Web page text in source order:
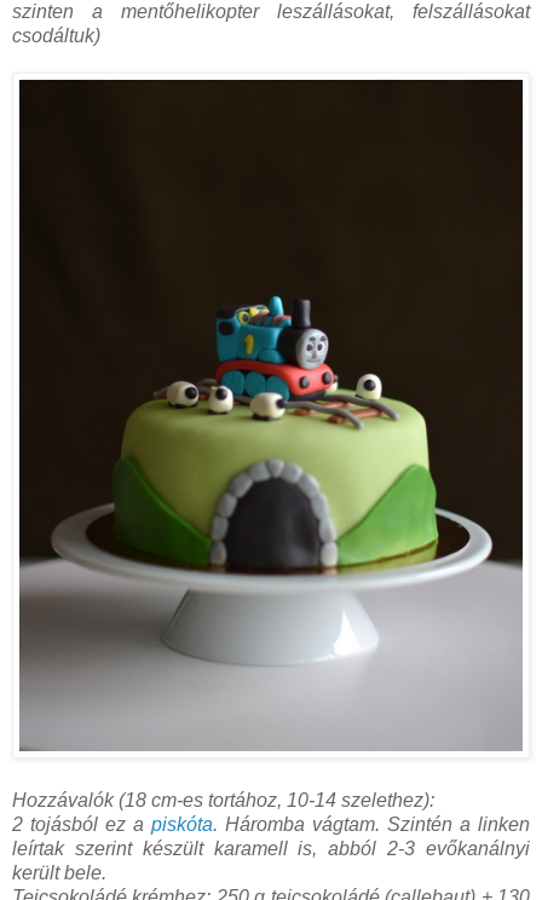
szinten a mentőhelikopter leszállásokat, felszállásokat
csodáltuk)
Hozzávalók (18 cm-es tortához, 10-14 szelethez):
2 tojásból ez a piskóta. Háromba vágtam. Szintén a linken
leírtak szerint készült karamell is, abból 2-3 evőkanálnyi
került bele.